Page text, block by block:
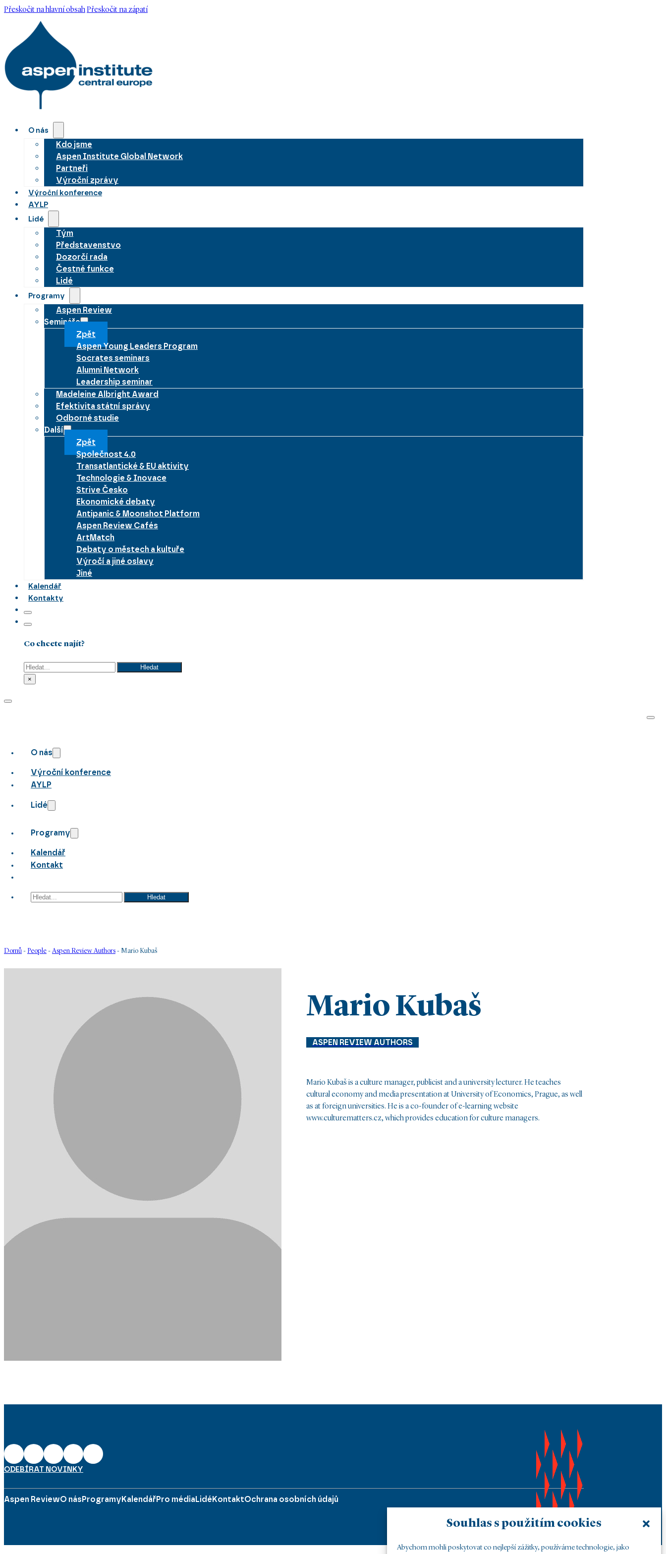
Souhlas s použitím cookies
Abychom mohli poskytovat co nejlepší zážitky, používáme technologie, jako
Přeskočit na hlavní obsahPřeskočit na zápatí
O nás
Kdo jsme
Aspen Institute Global Network
Partneři
Výroční zprávy
Výroční konference
AYLP
Lidé
Tým
Představenstvo
Dozorčí rada
Čestné funkce
Lidé
Programy
Aspen Review
Semináře
Zpět
Aspen Young Leaders Program
Socrates seminars
Alumni Network
Leadership seminar
Madeleine Albright Award
Efektivita státní správy
Odborné studie
Další
Zpět
Společnost 4.0
Transatlantické & EU aktivity
Technologie & Inovace
Strive Česko
Ekonomické debaty
Antipanic & Moonshot Platform
Aspen Review Cafés
ArtMatch
Debaty o městech a kultuře
Výročí a jiné oslavy
Jiné
Kalendář
Kontakty
Co chcete najít?
Hledat
Hledat
×
O nás
Výroční konference
AYLP
Lidé
Programy
Kalendář
Kontakt
Hledat Hledat
Domů - People - Aspen Review Authors - Mario Kubaš
Mario Kubaš
ASPEN REVIEW AUTHORS
Mario Kubaš is a culture manager, publicist and a university lecturer. He teaches
cultural economy and media presentation at University of Economics, Prague, as well
as at foreign universities. He is a co-founder of e-learning website
www.culturematters.cz, which provides education for culture managers.
ODEBÍRAT NOVINKY
Aspen ReviewO násProgramyKalendářPro médiaLidéKontaktOchrana osobních údajů